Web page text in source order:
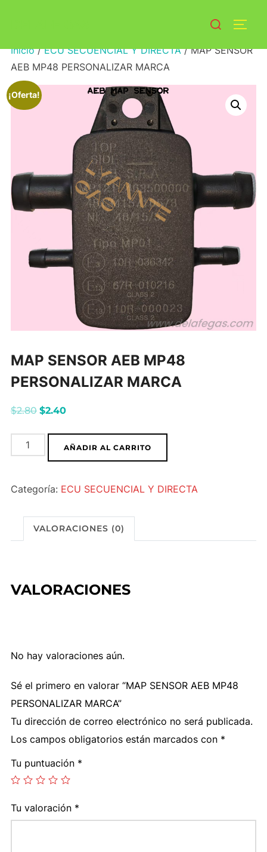
Buscar:
Inicio/ECU SECUENCIAL Y DIRECTA/ MAP SENSOR
AEB MP48 PERSONALIZAR MARCA
¡Oferta!
MAP SENSOR AEB MP48
PERSONALIZAR MARCA
$2.80 El
original
era:
$2.40El
actual
es:
MAP
SENSOR
MP48
MARCA
cantidad
AÑADIR AL CARRITO
Categoría: ECU SECUENCIAL Y DIRECTA
VALORACIONES (0)
VALORACIONES
No hay valoraciones aún.
Sé el primero en valorar “MAP SENSOR AEB MP48
PERSONALIZAR MARCA”
Tu dirección de correo electrónico no será publicada.
Los campos obligatorios están marcados con *
Tu puntuación *
Tu valoración *